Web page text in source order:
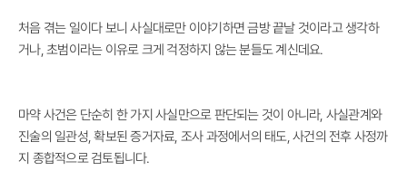
처음 겪는 일이다 보니 사실대로만 이야기하면 금방 끝날 것이라고 생각하
거나, 초범이라는 이유로 크게 걱정하지 않는 분들도 계신데요.
마약 사건은 단순히 한 가지 사실만으로 판단되는 것이 아니라, 사실관계와
진술의 일관성, 확보된 증거자료, 조사 과정에서의 태도, 사건의 전후 사정까
지 종합적으로 검토됩니다.